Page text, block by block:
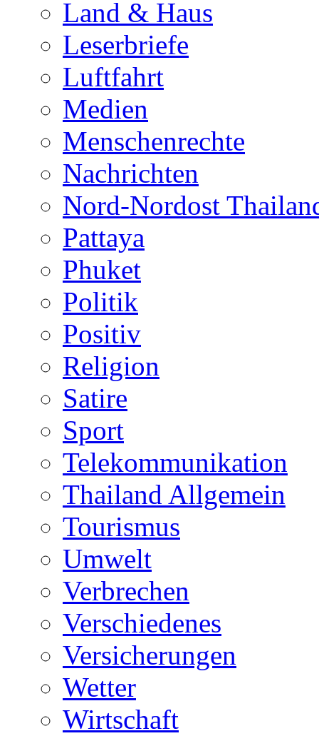
Land & Haus
Leserbriefe
Luftfahrt
Medien
Menschenrechte
Nachrichten
Nord-Nordost
Pattaya
Phuket
Politik
Positiv
Religion
Satire
Sport
Telekommunikation
Thailand Allgemein
Tourismus
Umwelt
Verbrechen
Verschiedenes
Versicherungen
Wetter
Wirtschaft